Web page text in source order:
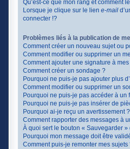
Qu’est-ce que mon rang et comment
Lorsque je clique sur le lien e-mail
connecter !?
Problèmes liés à la publication de
Comment créer un nouveau sujet ou
Comment modifier ou supprimer un
Comment ajouter une signature à
Comment créer un sondage ?
Pourquoi ne puis-je pas ajouter plus
Comment modifier ou supprimer un
Pourquoi ne puis-je pas accéder à un
Pourquoi ne puis-je pas insérer de
Pourquoi ai-je reçu un avertissement ?
Comment rapporter des messages à
À quoi sert le bouton « Sauvegarder
Pourquoi mon message doit être
Comment puis-je remonter mes sujets